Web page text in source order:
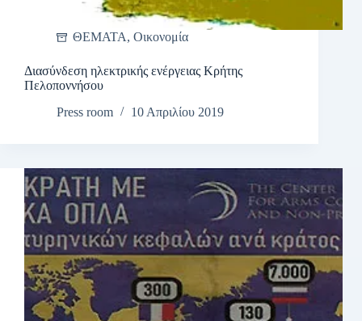
ΘΕΜΑΤΑ, Οικονομία
Διασύνδεση ηλεκτρικής ενέργειας Κρήτης
Πελοποννήσου
Press room
10 Απριλίου 2019